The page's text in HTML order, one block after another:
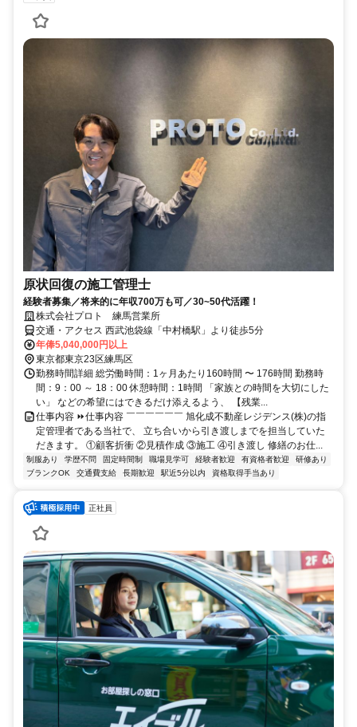
原状回復の施工管理士
経験者募集／将来的に年収700万も可／30~50代活躍！
株式会社プロト 練馬営業所
交通・アクセス 西武池袋線「中村橋駅」より徒歩5分
年俸5,040,000円以上
東京都東京23区練馬区
勤務時間詳細 総労働時間：1ヶ月あたり160時間 〜 176時間 勤務時
間：9：00 ～ 18：00 休憩時間：1時間 「家族との時間を大切にした
い」 などの希望にはできるだけ添えるよう、 【残業...
仕事内容 ⏩仕事内容 ￣￣￣￣￣￣ 旭化成不動産レジデンス(株)の指
定管理者である当社で、 立ち合いから引き渡しまでを担当していた
だきます。 ①顧客折衝 ②見積作成 ③施工 ④引き渡し 修繕のお仕...
制服あり 学歴不問 固定時間制 職場見学可 経験者歓迎 有資格者歓迎
研修あり
ブランクOK
交通費支給 長期歓迎 駅近5分以内 資格取得手当あり
正社員